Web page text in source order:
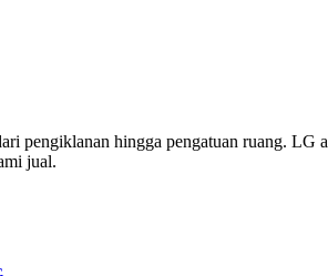
hingga pengatuan ruang. LG
jual.